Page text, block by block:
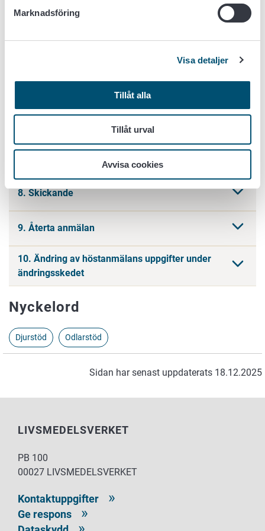
Marknadsföring
Visa detaljer
Tillåt alla
Tillåt urval
Avvisa cookies
3. Främjande av cirkulär ekonomi
6. Växtskyddsmedel som använts
8. Skickande
9. Återta anmälan
10. Ändring av höstanmälans uppgifter under
ändringsskedet
Nyckelord
Djurstöd Odlarstöd
Sidan har senast uppdaterats 18.12.2025
LIVSMEDELSVERKET
PB 100
00027 LIVSMEDELSVERKET
Kontaktuppgifter
Ge respons